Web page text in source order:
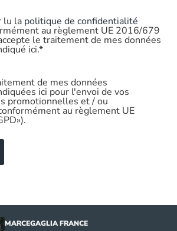
lu la politique de confidentialité
au règlement UE 2016/679
le traitement de mes données
ici.*
de mes données
ici pour l'envoi de vos
promotionnelles et / ou
au règlement UE
MARCEGAGLIA FRANCE